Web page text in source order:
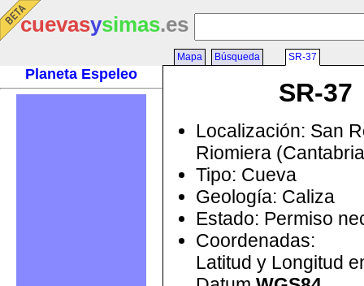
cuevasysimas.es
Planeta Espeleo
Mapa Búsqueda SR-37
SR-37
Localización: San
Riomiera
Tipo: Cueva
Geología: Caliza
Estado: Permiso
Coordenadas:
Latitud y Longitud